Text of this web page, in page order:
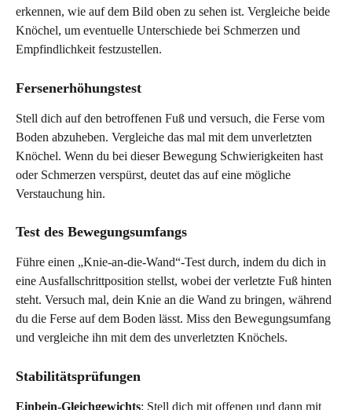
erkennen, wie auf dem Bild oben zu sehen ist. Vergleiche beide
Knöchel, um eventuelle Unterschiede bei Schmerzen und
Empfindlichkeit festzustellen.
Fersenerhöhungstest
Stell dich auf den betroffenen Fuß und versuch, die Ferse vom
Boden abzuheben. Vergleiche das mal mit dem unverletzten
Knöchel. Wenn du bei dieser Bewegung Schwierigkeiten hast
oder Schmerzen verspürst, deutet das auf eine mögliche
Verstauchung hin.
Test des Bewegungsumfangs
Führe einen „Knie-an-die-Wand“-Test durch, indem du dich in
eine Ausfallschrittposition stellst, wobei der verletzte Fuß hinten
steht. Versuch mal, dein Knie an die Wand zu bringen, während
du die Ferse auf dem Boden lässt. Miss den Bewegungsumfang
und vergleiche ihn mit dem des unverletzten Knöchels.
Stabilitätsprüfungen
Einbein-Gleichgewichts: Stell dich mit offenen und dann mit